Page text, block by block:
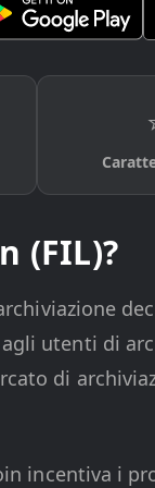
(FIL)?
utenti di
di
incentiva i